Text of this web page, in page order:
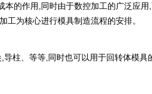
本的作用,同时由于数控加工的广泛应
为核心进行模具制造流程的安排。
柱、等等,同时也可以用于回转体模具